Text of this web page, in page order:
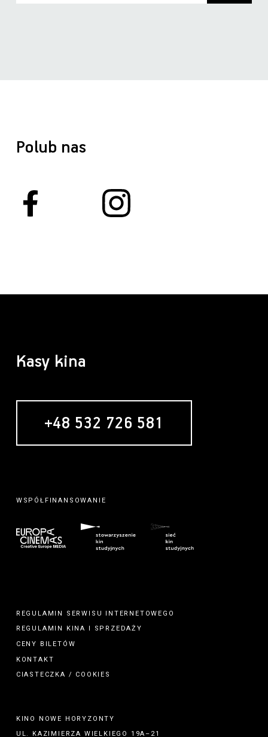
Polub nas
Kasy kina
+48 532 726 581
WSPÓŁFINANSOWANIE
REGULAMIN SERWISU INTERNETOWEGO
REGULAMIN
KINA
SPRZEDAŻY
CENY BILETÓW
KONTAKT
CIASTECZKA / COOKIES
KINO NOWE HORYZONTY
UL. KAZIMIERZA WIELKIEGO 19A–21